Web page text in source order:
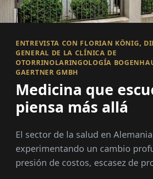
ENTREVISTA CON FLORIAN KÖNIG,
GENERAL DE LA CLÍNICA DE
OTORRINOLARINGOLOGÍA
GAERTNER GMBH
Medicina que
piensa más allá
El sector de la salud en
experimentando un cambio
presión de costos, escasez de